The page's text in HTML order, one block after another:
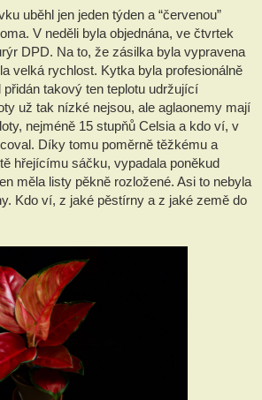
uběhl jen jeden týden a “červenou”
V neděli byla objednána, ve čtvrtek
DPD. Na to, že zásilka byla vypravena
velká rychlost. Kytka byla profesionálně
takový ten teplotu udržující
už tak nízké nejsou, ale aglaonemy mají
nejméně 15 stupňů Celsia a kdo ví, v
Díky tomu poměrně těžkému a
hřejícímu sáčku, vypadala poněkud
měla listy pěkně rozložené. Asi to nebyla
Kdo ví, z jaké pěstírny a z jaké země do